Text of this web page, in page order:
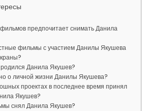
предпочитает снимать Данила
фильмы с участием Данилы Якушева
родился Данила Якушев?
о личной жизни Данилы Якушева?
проектах в последнее время принял
Якушев?
снял Данила Якушев?